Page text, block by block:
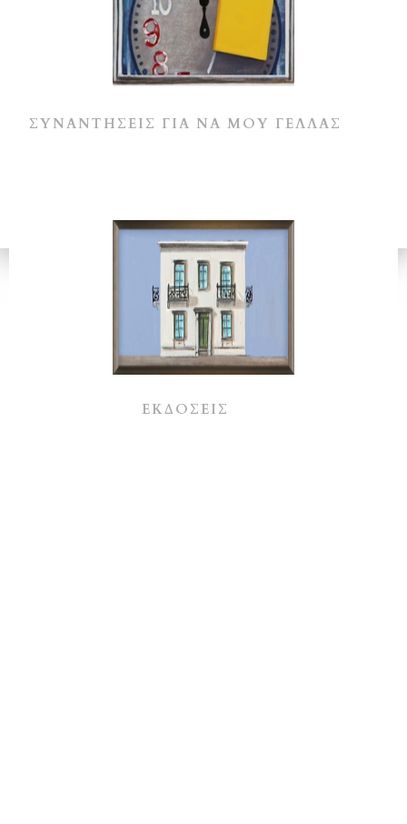
ΣΥΝΑΝΤΗΣΕΙΣ ΓΙΑ ΝΑ ΜΟΥ ΓΕΛΛΑΣ
ΕΚΔΟΣΕΙΣ